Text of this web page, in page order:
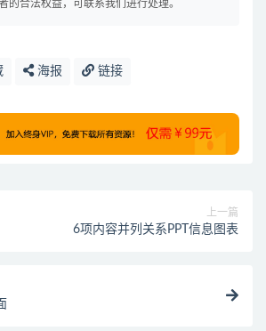
的合法权益，可联系我们进行处理。
海报 链接
上一篇
6项内容并列关系PPT信息图表